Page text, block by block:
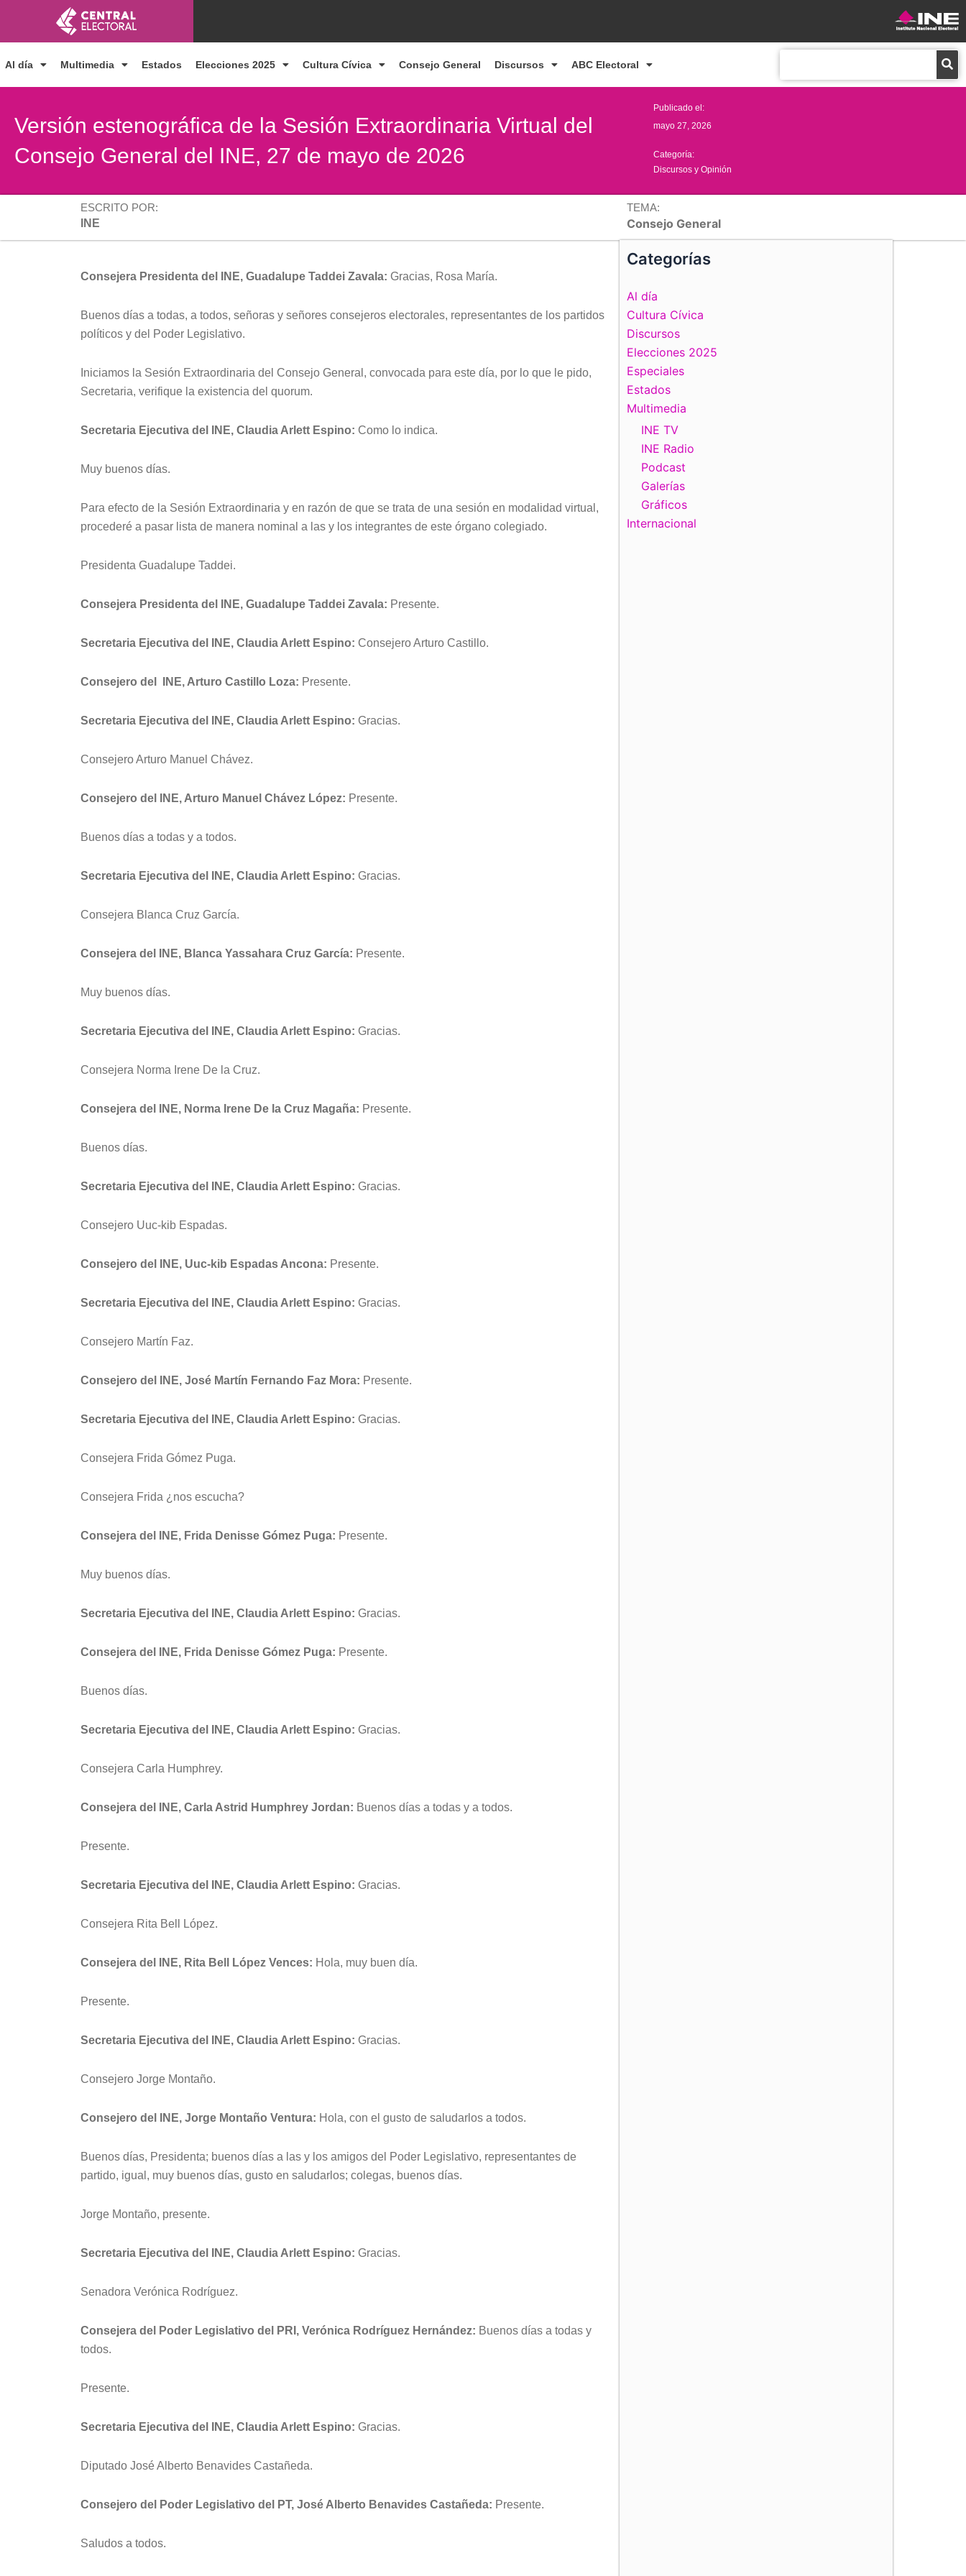
contenido
Al día Multimedia Estados Elecciones 2025 Cultura Cívica Consejo General Discursos ABC Electoral
Versión estenográfica de la Sesión Extraordinaria Virtual del
Consejo General del INE, 27 de mayo de 2026
Publicado el:
mayo 27, 2026
Categoría:
Discursos y Opinión
ESCRITO POR:
INE
TEMA:
Consejo General
Consejera Presidenta del INE, Guadalupe Taddei Zavala: Gracias, Rosa María.
Buenos días a todas, a todos, señoras y señores consejeros electorales, representantes de los partidos
políticos y del Poder Legislativo.
Iniciamos la Sesión Extraordinaria del Consejo General, convocada para este día, por lo que le pido,
Secretaria, verifique la existencia del quorum.
Secretaria Ejecutiva del INE, Claudia Arlett Espino: Como lo indica.
Muy buenos días.
Para efecto de la Sesión Extraordinaria y en razón de que se trata de una sesión en modalidad virtual,
procederé a pasar lista de manera nominal a las y los integrantes de este órgano colegiado.
Presidenta Guadalupe Taddei.
Consejera Presidenta del INE, Guadalupe Taddei Zavala: Presente.
Secretaria Ejecutiva del INE, Claudia Arlett Espino: Consejero Arturo Castillo.
Consejero del INE, Arturo Castillo Loza: Presente.
Secretaria Ejecutiva del INE, Claudia Arlett Espino: Gracias.
Consejero Arturo Manuel Chávez.
Consejero del INE, Arturo Manuel Chávez López: Presente.
Buenos días a todas y a todos.
Secretaria Ejecutiva del INE, Claudia Arlett Espino: Gracias.
Consejera Blanca Cruz García.
Consejera del INE, Blanca Yassahara Cruz García: Presente.
Muy buenos días.
Secretaria Ejecutiva del INE, Claudia Arlett Espino: Gracias.
Consejera Norma Irene De la Cruz.
Consejera del INE, Norma Irene De la Cruz Magaña: Presente.
Buenos días.
Secretaria Ejecutiva del INE, Claudia Arlett Espino: Gracias.
Consejero Uuc-kib Espadas.
Consejero del INE, Uuc-kib Espadas Ancona: Presente.
Secretaria Ejecutiva del INE, Claudia Arlett Espino: Gracias.
Consejero Martín Faz.
Consejero del INE, José Martín Fernando Faz Mora: Presente.
Secretaria Ejecutiva del INE, Claudia Arlett Espino: Gracias.
Consejera Frida Gómez Puga.
Consejera Frida ¿nos escucha?
Consejera del INE, Frida Denisse Gómez Puga: Presente.
Muy buenos días.
Secretaria Ejecutiva del INE, Claudia Arlett Espino: Gracias.
Consejera del INE, Frida Denisse Gómez Puga: Presente.
Buenos días.
Secretaria Ejecutiva del INE, Claudia Arlett Espino: Gracias.
Consejera Carla Humphrey.
Consejera del INE, Carla Astrid Humphrey Jordan: Buenos días a todas y a todos.
Presente.
Secretaria Ejecutiva del INE, Claudia Arlett Espino: Gracias.
Consejera Rita Bell López.
Consejera del INE, Rita Bell López Vences: Hola, muy buen día.
Presente.
Secretaria Ejecutiva del INE, Claudia Arlett Espino: Gracias.
Consejero Jorge Montaño.
Consejero del INE, Jorge Montaño Ventura: Hola, con el gusto de saludarlos a todos.
Buenos días, Presidenta; buenos días a las y los amigos del Poder Legislativo, representantes de
partido, igual, muy buenos días, gusto en saludarlos; colegas, buenos días.
Jorge Montaño, presente.
Secretaria Ejecutiva del INE, Claudia Arlett Espino: Gracias.
Senadora Verónica Rodríguez.
Consejera del Poder Legislativo del PRI, Verónica Rodríguez Hernández: Buenos días a todas y
todos.
Presente.
Secretaria Ejecutiva del INE, Claudia Arlett Espino: Gracias.
Diputado José Alberto Benavides Castañeda.
Consejero del Poder Legislativo del PT, José Alberto Benavides Castañeda: Presente.
Saludos a todos.
Categorías
Al día
Cultura Cívica
Discursos
Elecciones 2025
Especiales
Estados
Multimedia
INE TV
INE Radio
Podcast
Galerías
Gráficos
Internacional